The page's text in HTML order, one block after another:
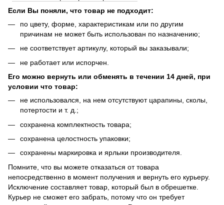
Если Вы поняли, что товар не подходит:
по цвету, форме, характеристикам или по другим
причинам не может быть использован по назначению;
не соответствует артикулу, который вы заказывали;
не работает или испорчен.
Его можно вернуть или обменять в течении 14 дней, при
условии что товар:
не использовался, на нем отсутствуют царапины, сколы,
потертости и т. д.;
сохранена комплектность товара;
сохранена целостность упаковки;
сохранены маркировка и ярлыки производителя.
Помните, что вы можете отказаться от товара
непосредственно в момент получения и вернуть его курьеру.
Исключение составляет товар, который был в обрешетке.
Курьер не сможет его забрать, потому что он требует